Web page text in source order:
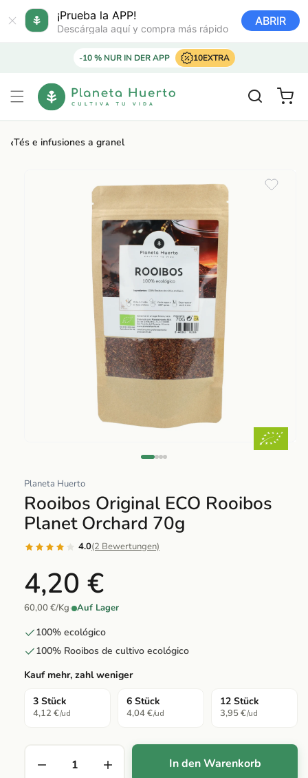
¡Prueba la APP!
Descárgala aquí y compra más rápido
ABRIR
directamente
al contenido
-10 % NUR IN DER APP 10EXTRA
Carrito
‹Tés e infusiones a granel
multimedia
1
en
una
ventana
modal
Planeta Huerto
Rooibos Original ECO Rooibos
Planet Orchard 70g
4.0(2 Bewertungen)
4,20 €
60,00 €/Kg· Auf Lager
100% ecológico
100% Rooibos de cultivo ecológico
Kauf mehr, zahl weniger
3 Stück
4,12 €/ud
6 Stück
4,04 €/ud
12 Stück
3,95 €/ud
In den Warenkorb